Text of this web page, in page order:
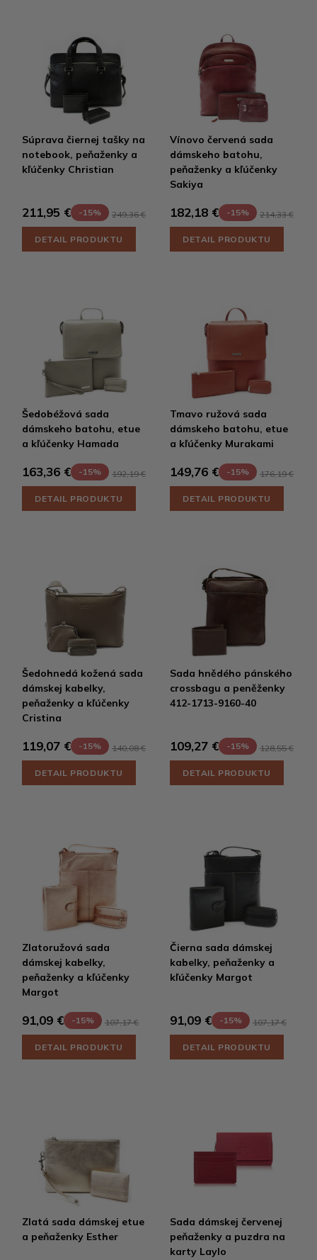
Súprava čiernej tašky na
notebook, peňaženky a
kľúčenky Christian
211,95 € -15% 249,36 €
DETAIL PRODUKTU
Vínovo červená sada
dámskeho batohu,
peňaženky a kľúčenky
Sakiya
182,18 € -15% 214,33 €
DETAIL PRODUKTU
Šedobéžová sada
dámskeho batohu, etue
a kľúčenky Hamada
163,36 € -15% 192,19 €
DETAIL PRODUKTU
Tmavo ružová sada
dámskeho batohu, etue
a kľúčenky Murakami
149,76 € -15% 176,19 €
DETAIL PRODUKTU
Šedohnedá kožená sada
dámskej kabelky,
peňaženky a kľúčenky
Cristina
119,07 € -15% 140,08 €
DETAIL PRODUKTU
Sada hnědého pánského
crossbagu a peněženky
412-1713-9160-40
109,27 € -15% 128,55 €
DETAIL PRODUKTU
Zlatoružová sada
dámskej kabelky,
peňaženky a kľúčenky
Margot
91,09 € -15% 107,17 €
DETAIL PRODUKTU
Čierna sada dámskej
kabelky, peňaženky a
kľúčenky Margot
91,09 € -15% 107,17 €
DETAIL PRODUKTU
Zlatá sada dámskej etue
a peňaženky Esther
Sada dámskej červenej
peňaženky a puzdra na
karty Laylo